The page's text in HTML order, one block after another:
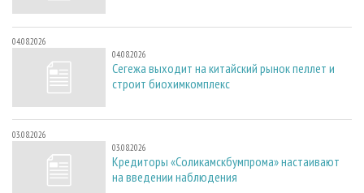
04.08.2026
04.08.2026
Сегежа выходит на китайский рынок пеллет и
строит биохимкомплекс
03.08.2026
03.08.2026
Кредиторы «Соликамскбумпрома» настаивают
на введении наблюдения